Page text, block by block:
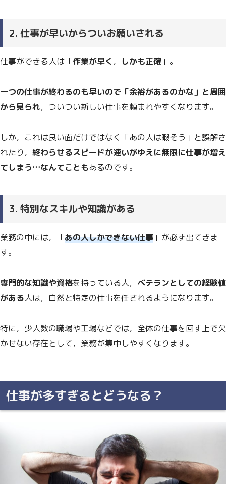
2. 仕事が早いからついお願いされる
仕事ができる人は「作業が早く ， しかも正確 」。
一つの仕事が終わるのも早いので「余裕があるのかな」と周囲
から見られ，ついつい新しい仕事を頼まれやすくなります。
しか，これは良い面だけではなく「あの人は暇そう」と誤解さ
れたり， 終わらせるスピードが速いがゆえに無限に仕事が増え
てしまう…なんてこともあるのです。
3. 特別なスキルや知識がある
業務の中には，「あの人しかできない仕事 」が必ず出てきま
す。
専門的な知識や資格を持っている人， ベテランとしての経験値
がある人は，自然と特定の仕事を任されるようになります。
特に，少人数の職場や工場などでは，全体の仕事を回す上で欠
かせない存在として，業務が集中しやすくなります。
仕事が多すぎるとどうなる？